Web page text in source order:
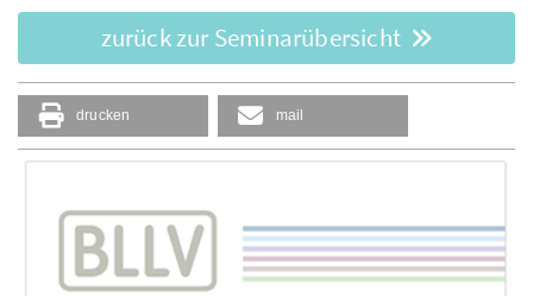
zurück zur Seminarübersicht
drucken mail